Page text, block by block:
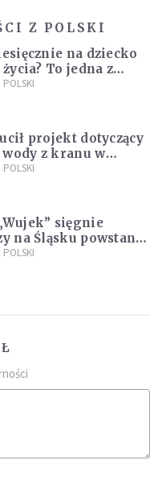
Z POLSKI
na dziecko
To jedna z
"Rozwój
projekt dotyczący
z kranu w
sięgnie
na Śląsku powstanie